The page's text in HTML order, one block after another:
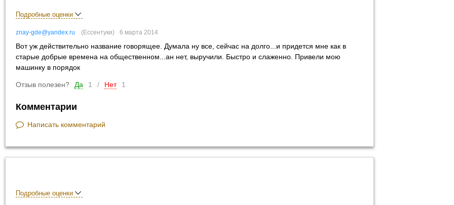
Подробные оценки
znay-gde@yandex.ru Ессентуки 6 марта 2014
Вот уж действительно название говорящее. Думала ну все, сейчас на долго...и придется мне как в
старые добрые времена на общественном...ан нет, выручили. Быстро и слаженно. Привели мою
машинку в порядок
Отзыв полезен? Да 1 / Нет 1
Комментарии
Написать комментарий
Подробные оценки